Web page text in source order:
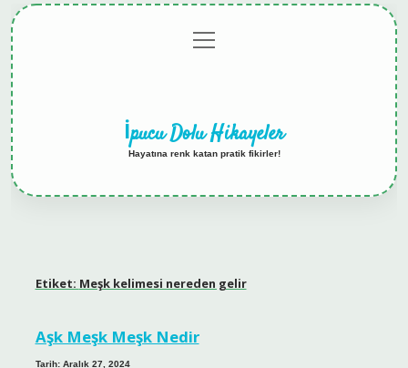
menüyü
aç
İpucu Dolu Hikayeler
Hayatına renk katan pratik fikirler!
Etiket: Meşk kelimesi nereden gelir
Aşk Meşk Meşk Nedir
Tarih: Aralık 27, 2024